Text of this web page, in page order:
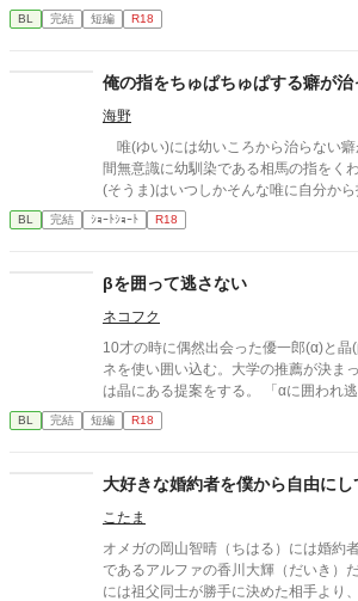
れない』の攻めである颯人が受けであ
のお話。ヤベェα爆誕話。オメガバース
頂いた方が楽しめるかな、と思います。
BL 完結 短編 R18
俺の指をちゅぱちゅぱする癖が
海野
唯(ゆい)には幼いころから治らない
間無意識に幼馴染である相馬の指をく
(そうま)はいつしかそんな唯に自分か
ようになってしまうようになり、起き
かい欲を吐き出していた。 ある日、いつもの様に指を唯の唇に
BL 完結 ｼｮｰﾄｼｮｰﾄ R18
βを囲って逃さない
ネコフク
10才の時に偶然出会った優一郎(α)と晶
ネを使い囲い込む。大学の推薦が決ま
は晶にある提案をする。 「αに囲われ
て逃さない」の囲い込みオメガバース
ないので前の作品を見なくても大丈夫
出てきます。 独自のオメガバースの設
ご了承くださいください(・∀・) α×β、
BL 完結 短編 R18
大好きな婚約者を僕から自由に
こたま
オメガの岡山智晴（ちはる）には婚約
であるアルファの香川大輝（だいき）
には祖父同士が勝手に決めた相手より